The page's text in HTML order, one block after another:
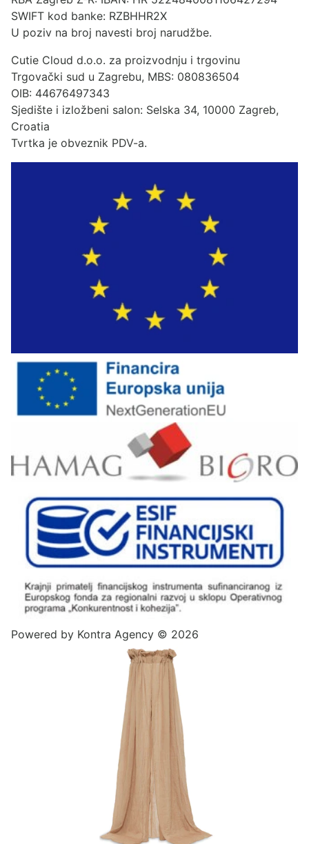
SWIFT kod banke: RZBHHR2X
U poziv na broj navesti broj narudžbe.
Cutie Cloud d.o.o. za proizvodnju i trgovinu
Trgovački sud u Zagrebu, MBS: 080836504
OIB: 44676497343
Sjedište i izložbeni salon: Selska 34, 10000 Zagreb,
Croatia
Tvrtka je obveznik PDV-a.
Powered by Kontra Agency © 2026